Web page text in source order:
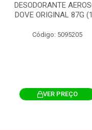
DESODORANTE
DOVE ORIGINAL 87G
Código: 5095205
VER PREÇO